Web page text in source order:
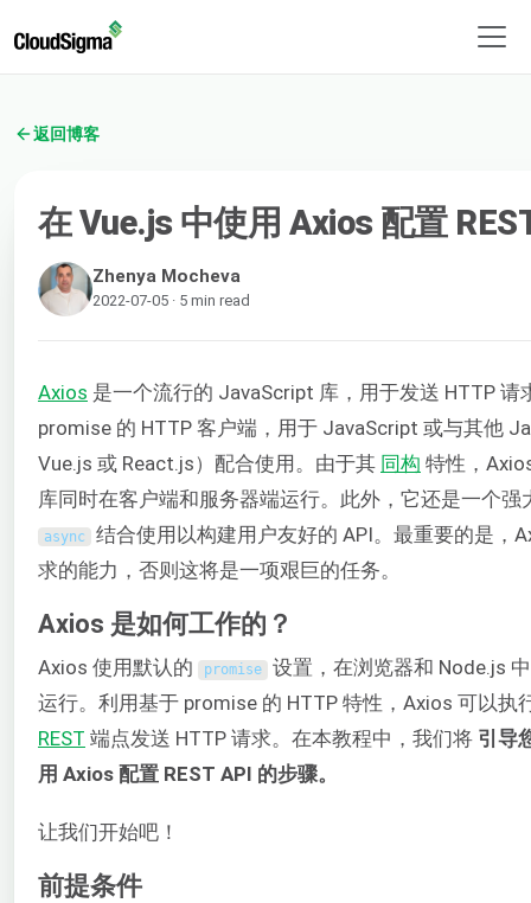
返回博客
在 Vue.js 中使用 Axios 配置
Zhenya Mocheva
2022-07-05 · 5 min read
Axios 是一个流行的 JavaScript 库，用于发送 HTTP 请
promise 的 HTTP 客户端，用于 JavaScript 或与其他
Vue.js 或 React.js）配合使用。由于其 同构 特性，
库同时在客户端和服务器端运行。此外，它还是一个强
async 结合使用以构建用户友好的 API。最重要的是，
求的能力，否则这将是一项艰巨的任务。
Axios 是如何工作的？
Axios 使用默认的 promise 设置，在浏览器和 Node.js
运行。利用基于 promise 的 HTTP 特性，Axios 可以执
REST 端点发送 HTTP 请求。在本教程中，我们将 引导
用 Axios 配置 REST API 的步骤。
让我们开始吧！
前提条件